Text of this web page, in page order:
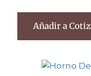
Añadir a